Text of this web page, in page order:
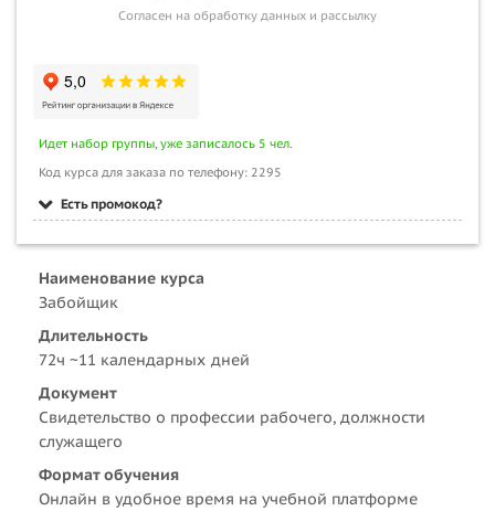
Согласен на обработку данных и рассылку
Идет набор группы, уже записалось 5 чел.
Код курса для заказа по телефону: 2295
Есть промокод?
Наименование курса
Забойщик
Длительность
72ч ~11 календарных дней
Документ
Свидетельство о профессии рабочего, должности
служащего
Формат обучения
Онлайн в удобное время на учебной платформе